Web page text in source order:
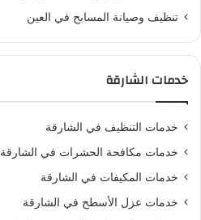
تنظيف وصيانة المسابح في العين
خدمات الشارقة
خدمات التنظيف في الشارقة
خدمات مكافحة الحشرات في الشارقة
خدمات المكيفات في الشارقة
خدمات عزل الأسطح في الشارقة